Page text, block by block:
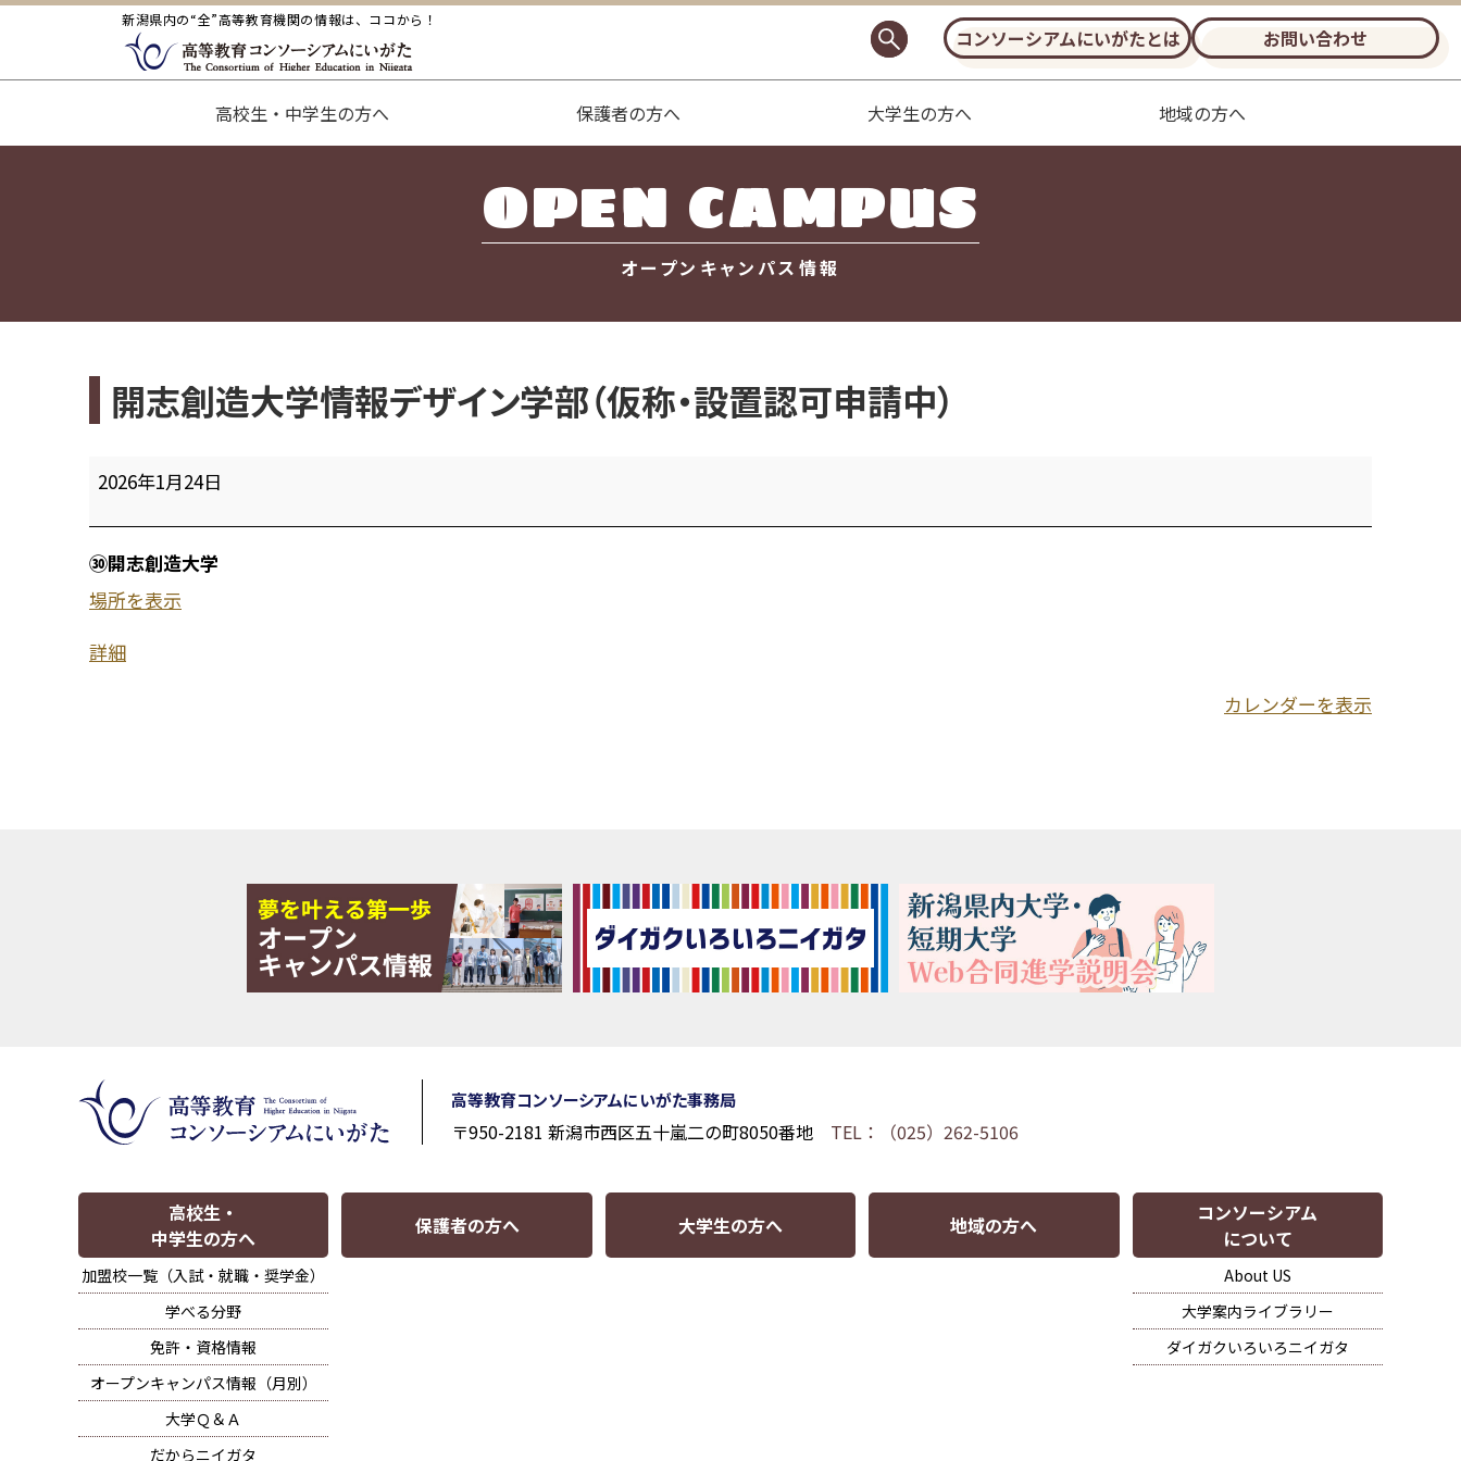
新潟県内の“全”高等教育機関の情報は、ココから！
コンソーシアムにいがたとは お問い合わせ
高校生・中学生の方へ 保護者の方へ 大学生の方へ 地域の方へ
OPEN CAMPUS
オープンキャンパス情報
開志創造大学情報デザイン学部（仮称・設置認可申請中）
開
創
造
学
置
認
中）
2026年1月24日
㉚開志創造大学
場所を表示
詳細
カレンダーを表示
高等教育コンソーシアムにいがた事務局
〒950-2181 新潟市西区五十嵐二の町8050番地 TEL：（025）262-5106
高校生・
中学生の方へ
加盟校一覧（入試・就職・奨学金）
学べる分野
免許・資格情報
オープンキャンパス情報（月別）
大学Ｑ＆Ａ
だからニイガタ
保護者の方へ 大学生の方へ 地域の方へ
コンソーシアム
について
About US
大学案内ライブラリー
ダイガクいろいろニイガタ